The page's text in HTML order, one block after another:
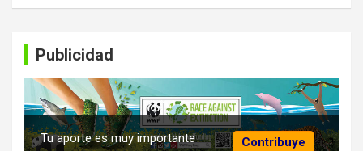
Publicidad
Contribuye
Tu aporte es muy importante